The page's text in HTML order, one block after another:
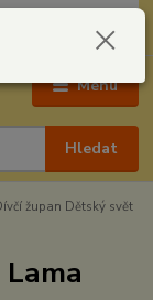
Menu
Hledat
0,00 Kč
župan Dětský svět